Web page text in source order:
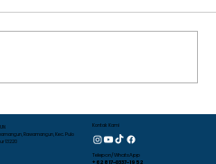
dan Menari
Pengembangan
Rawamangun, Kec. Pulo
13220
Kontak Kami
Telepon/WhatsApp
+62 817-0337-1952